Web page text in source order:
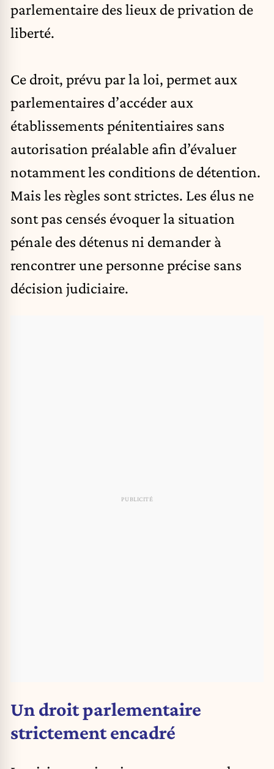
parlementaire des lieux de privation de
liberté.
Ce droit, prévu par la loi, permet aux
parlementaires d’accéder aux
établissements pénitentiaires sans
autorisation préalable afin d’évaluer
notamment les conditions de détention.
Mais les règles sont strictes. Les élus ne
sont pas censés évoquer la situation
pénale des détenus ni demander à
rencontrer une personne précise sans
décision judiciaire.
Un droit parlementaire
strictement encadré